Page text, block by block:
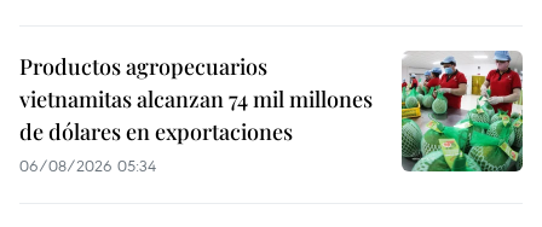
Productos agropecuarios
vietnamitas alcanzan 74 mil millones
de dólares en exportaciones
06/08/2026 05:34